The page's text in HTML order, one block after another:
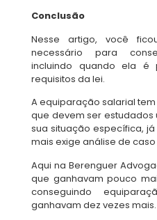
Conclusão
Nesse artigo, você
necessário para
incluindo quando ela é
requisitos da lei.
A equiparação salarial
que devem ser
sua situação específica,
mais exige análise de
Aqui na Berenguer
que ganhavam pouco
conseguindo
ganhavam dez vezes mais.